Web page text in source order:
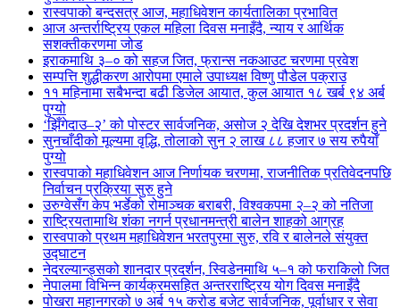
रास्वपाको बन्दसत्र आज, महाधिवेशन कार्यतालिका प्रभावित
आज अन्तर्राष्ट्रिय एकल महिला दिवस मनाइँदै, न्याय र आर्थिक
सशक्तीकरणमा जोड
इराकमाथि ३–० को सहज जित, फ्रान्स नकआउट चरणमा प्रवेश
सम्पत्ति शुद्धीकरण आरोपमा एमाले उपाध्यक्ष विष्णु पौडेल पक्राउ
११ महिनामा सबैभन्दा बढी डिजेल आयात, कुल आयात १८ खर्ब ९४ अर्ब
पुग्यो
‘झिँगेदाउ–२’ को पोस्टर सार्वजनिक, असोज २ देखि देशभर प्रदर्शन हुने
सुनचाँदीको मूल्यमा वृद्धि, तोलाको सुन २ लाख ८८ हजार ७ सय रुपैयाँ
पुग्यो
रास्वपाको महाधिवेशन आज निर्णायक चरणमा, राजनीतिक प्रतिवेदनपछि
निर्वाचन प्रक्रिया सुरु हुने
उरुग्वेसँग केप भर्डेको रोमाञ्चक बराबरी, विश्वकपमा २–२ को नतिजा
राष्ट्रियतामाथि शंका नगर्न प्रधानमन्त्री बालेन शाहको आग्रह
रास्वपाको प्रथम महाधिवेशन भरतपुरमा सुरु, रवि र बालेनले संयुक्त
उद्घाटन
नेदरल्यान्ड्सको शानदार प्रदर्शन, स्विडेनमाथि ५–१ को फराकिलो जित
नेपालमा विभिन्न कार्यक्रमसहित अन्तरराष्ट्रिय योग दिवस मनाइँदै
पोखरा महानगरको ७ अर्ब १५ करोड बजेट सार्वजनिक, पूर्वाधार र सेवा